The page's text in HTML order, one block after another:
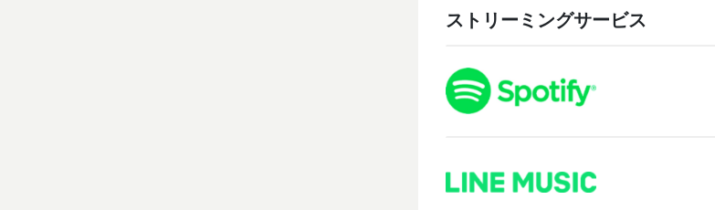
ストリーミングサービス